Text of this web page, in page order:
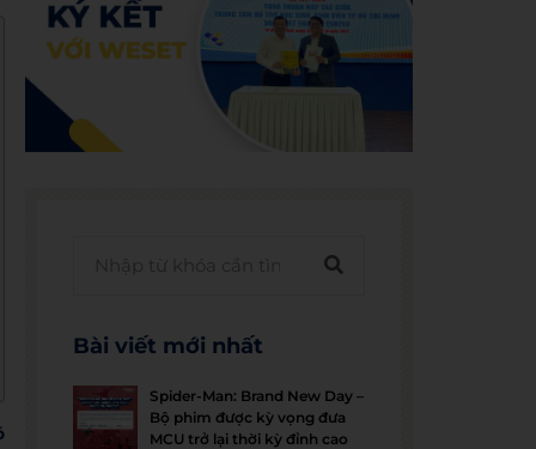
Bài viết mới nhất
Spider-Man: Brand New Day –
Bộ phim được kỳ vọng đưa
MCU trở lại thời kỳ đỉnh cao